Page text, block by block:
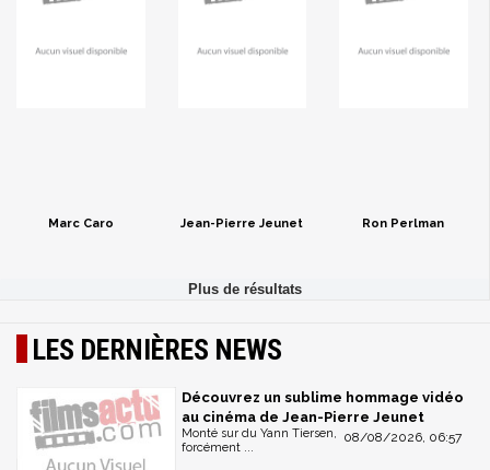
Marc Caro Jean-Pierre Jeunet Ron Perlman
LES DERNIÈRES NEWS
Découvrez un sublime hommage vidéo
au cinéma de Jean-Pierre Jeunet
08/08/2026, 06:57
Monté sur du Yann Tiersen,
forcément ...